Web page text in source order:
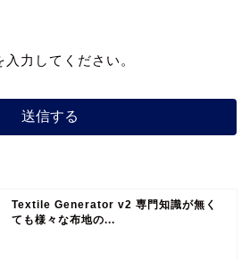
入力してください。
Textile Generator v2 専門知識が無く
ても様々な布地の...